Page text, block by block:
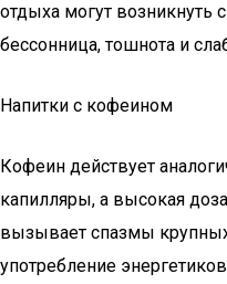
отдыха могут возникнуть
бессонница, тошнота и
Напитки с кофеином
Кофеин действует
капилляры, а высокая
вызывает спазмы
употребление